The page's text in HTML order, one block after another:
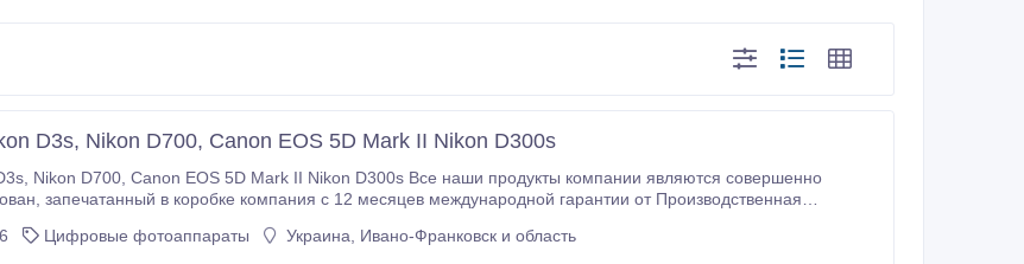
D3s, Nikon D700, Canon EOS 5D Mark II Nikon D300s
совершенно
от Производственная
РАЗМЕСТИТЬ ЗАКАЗ .
Цифровые фотоаппараты Украина, Ивано-Франковск и область